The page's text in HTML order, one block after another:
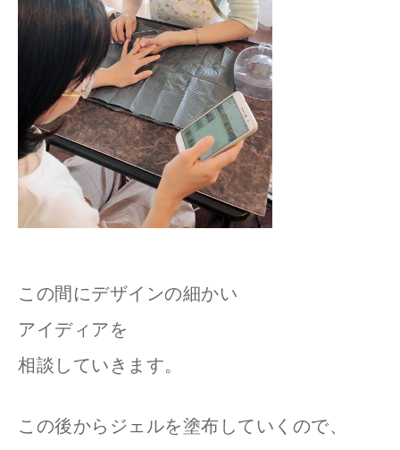
この間にデザインの細かい
アイディアを
相談していきます。
この後からジェルを塗布していくので、